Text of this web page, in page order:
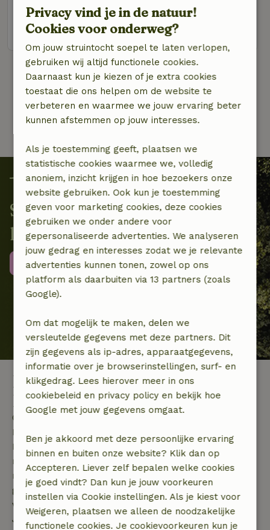
2 personen1 slaapkamer
1 van 61
Samen beschermen we de
lokale biodiversiteit
Meer informatie
Last minute vakantie
Duitsland
Op zoek naar een last minute naar Duitsland? Bij
Natuurhuisje vind je de mooiste accommodaties in
Duitsland middenin de natuur! Als je op zoek bent
naar een last minute bestemming, dan is het
natuurlijk handig als je niet té ver weg van huis
gaat. Daarom is ons buurland Duitsland de perfecte
vakantiebestemming voor een last minute vakantie!
Je vindt hier talloze prachtige natuurgebieden en je
Privacy vind je in de natuur!
Cookies voor onderweg?
Om jouw struintocht soepel te laten verlopen,
gebruiken wij altijd functionele cookies.
Daarnaast kun je kiezen of je extra cookies
toestaat die ons helpen om de website te
verbeteren en waarmee we jouw ervaring beter
kunnen afstemmen op jouw interesses.
Als je toestemming geeft, plaatsen we
statistische cookies waarmee we, volledig
anoniem, inzicht krijgen in hoe bezoekers onze
website gebruiken. Ook kun je toestemming
geven voor marketing cookies, deze cookies
gebruiken we onder andere voor
gepersonaliseerde advertenties. We analyseren
jouw gedrag en interesses zodat we je relevante
advertenties kunnen tonen, zowel op ons
platform als daarbuiten via 13 partners (zoals
Google).
Om dat mogelijk te maken, delen we
versleutelde gegevens met deze partners. Dit
zijn gegevens als ip-adres, apparaatgegevens,
informatie over je browserinstellingen, surf- en
klikgedrag. Lees hierover meer in ons
cookiebeleid en privacy policy en bekijk hoe
Google met jouw gegevens omgaat.
Ben je akkoord met deze persoonlijke ervaring
binnen en buiten onze website? Klik dan op
Accepteren. Liever zelf bepalen welke cookies
je goed vindt? Dan kun je jouw voorkeuren
instellen via Cookie instellingen. Als je kiest voor
Weigeren, plaatsen we alleen de noodzakelijke
functionele cookies. Je cookievoorkeuren kun je